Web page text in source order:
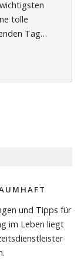
tolle
Tag…
und Tipps für
im Leben liegt